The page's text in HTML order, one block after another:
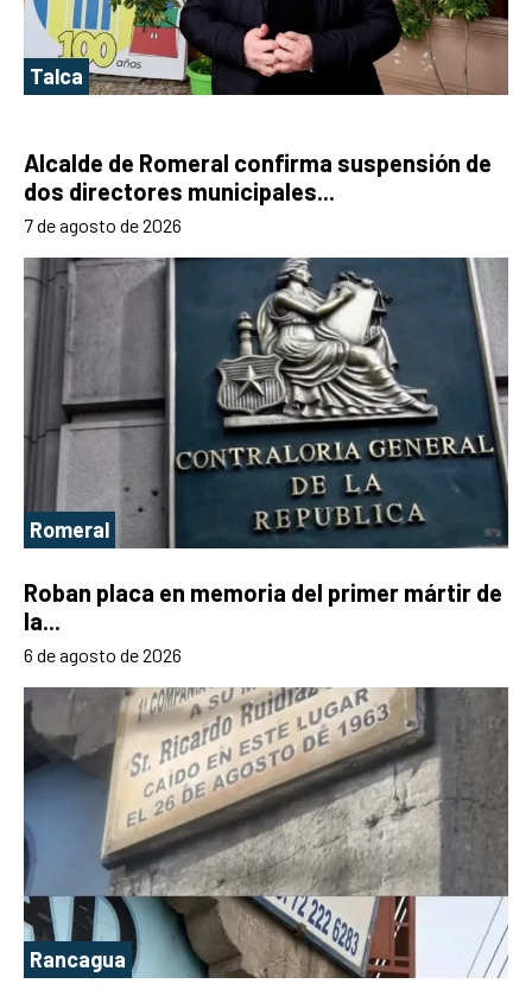
Talca
Alcalde de Romeral confirma suspensión de
dos directores municipales...
7 de agosto de 2026
Romeral
Roban placa en memoria del primer mártir de
la...
6 de agosto de 2026
Rancagua